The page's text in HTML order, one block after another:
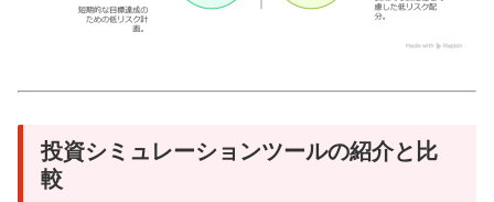
投資シミュレーションツールの紹介と比
較